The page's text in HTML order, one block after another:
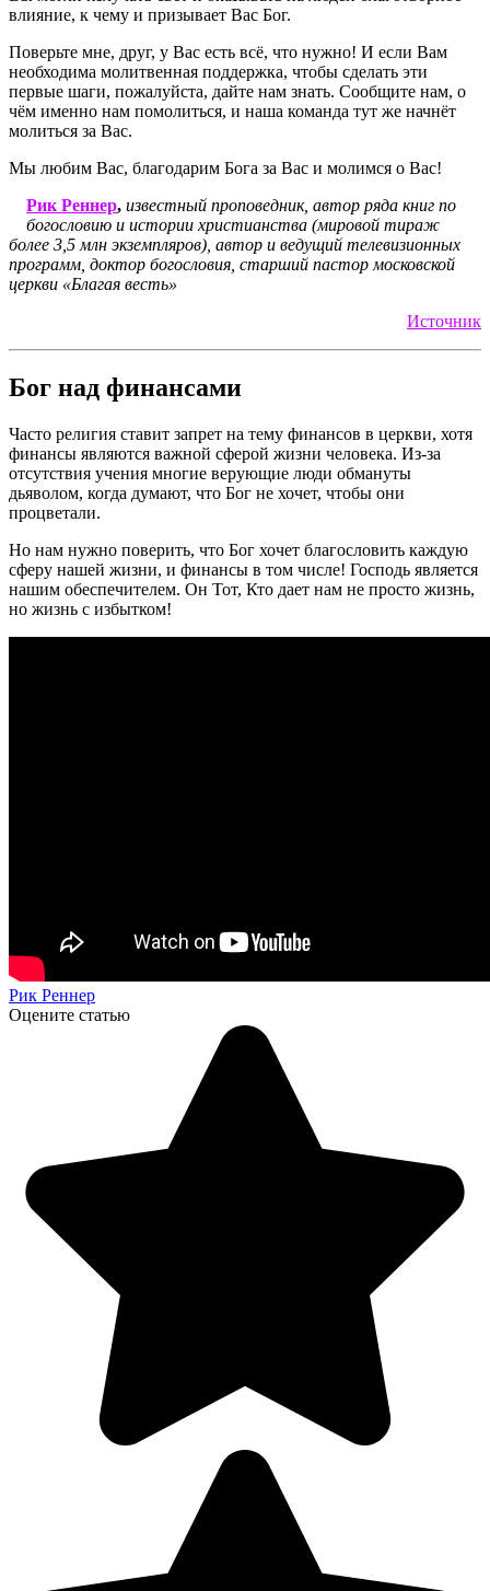
влияние, к чему и призывает Вас Бог.
Поверьте мне, друг, у Вас есть всё, что нужно! И если Вам
необходима молитвенная поддержка, чтобы сделать эти
первые шаги, пожалуйста, дайте нам знать. Сообщите нам, о
чём именно нам помолиться, и наша команда тут же начнёт
молиться за Вас.
Мы любим Вас, благодарим Бога за Вас и молимся о Вас!
Рик Реннер, известный проповедник, автор ряда книг по
богословию и истории христианства (мировой тираж
более 3,5 млн экземпляров), автор и ведущий телевизионных
программ, доктор богословия, старший пастор московской
церкви «Благая весть»
Источник
Бог над финансами
Часто религия ставит запрет на тему финансов в церкви, хотя
финансы являются важной сферой жизни человека. Из-за
отсутствия учения многие верующие люди обмануты
дьяволом, когда думают, что Бог не хочет, чтобы они
процветали.
Но нам нужно поверить, что Бог хочет благословить каждую
сферу нашей жизни, и финансы в том числе! Господь является
нашим обеспечителем. Он Тот, Кто дает нам не просто жизнь,
но жизнь с избытком!
Рик Реннер
Оцените статью